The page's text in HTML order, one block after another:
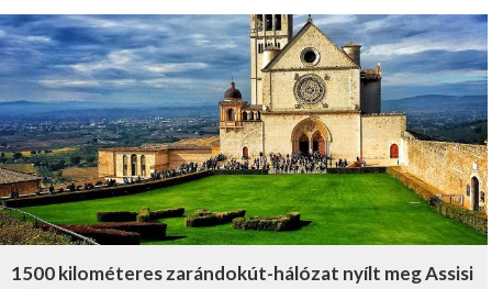
1500 kilométeres zarándokút-hálózat nyílt meg Assisi